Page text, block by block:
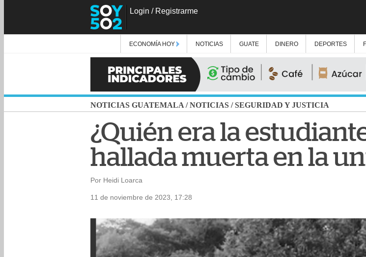
Login / Registrarme
ECONOMÍA HOY NOTICIAS GUATE DINERO DEPORTES
NOTICIAS GUATEMALA /NOTICIAS /SEGURIDAD Y JUSTICIA
¿Quién era la
hallada muerta en la
Por Heidi Loarca
11 de noviembre de 2023, 17:28